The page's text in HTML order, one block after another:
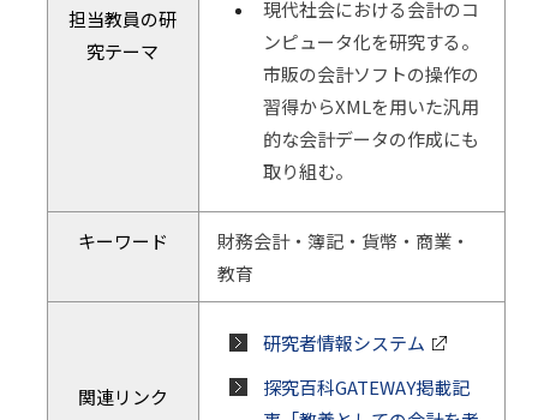
担当教員の研
究テーマ
現代社会における会計のコ
ンピュータ化を研究する。
市販の会計ソフトの操作の
習得からXMLを用いた汎用
的な会計データの作成にも
取り組む。
キーワード
財務会計・簿記・貨幣・商業・
教育
関連リンク
研究者情報システム
探究百科GATEWAY掲載記